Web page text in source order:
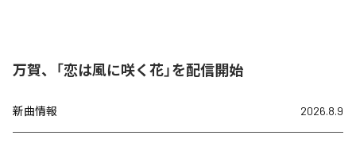
万賀、「恋は風に咲く花」を配信開始
新曲情報 2026.8.9